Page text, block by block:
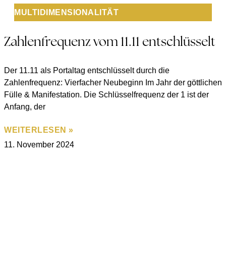
MULTIDIMENSIONALITÄT
Zahlenfrequenz vom 11.11 entschlüsselt
Der 11.11 als Portaltag entschlüsselt durch die
Zahlenfrequenz: Vierfacher Neubeginn Im Jahr der göttlichen
Fülle & Manifestation. Die Schlüsselfrequenz der 1 ist der
Anfang, der
WEITERLESEN »
11. November 2024